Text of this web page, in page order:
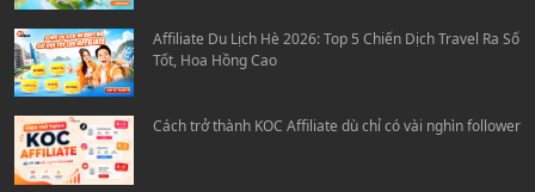
Affiliate Du Lịch Hè 2026: Top 5 Chiến Dịch Travel Ra Số
Tốt, Hoa Hồng Cao
Cách trở thành KOC Affiliate dù chỉ có vài nghìn follower